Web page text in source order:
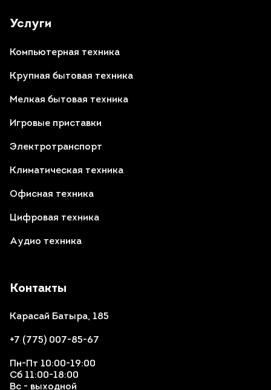
Контакты
Карасай Батыра, 185
+7 (775) 007-85-67
Пн-Пт 10:00-19:00
Сб 11:00-18:00
Вс - выходной
Услуги
Компьютерная техника
Крупная бытовая техника
Мелкая бытовая техника
Игровые приставки
Электротранспорт
Климатическая техника
Офисная техника
Цифровая техника
Аудио техника